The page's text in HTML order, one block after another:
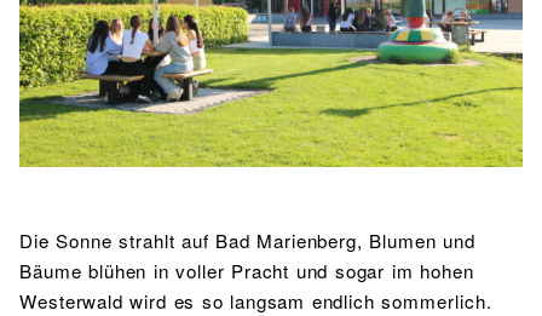
BIBLIOTHEK
Bibliothek Bibliothekskatalog
Schulbuchausleihe
Lehrmittelfreiheit
Buchempfehlungen
Mensa & Bistro Speiseplan
Ernährungskonzept
Food Scouts
FAQs
SPORT
Sport als Leistungsfach Exkursionen
Wettkämpfe
Fachschaft
JtfO
Die Sonne strahlt auf Bad Marienberg, Blumen und
Bäume blühen in voller Pracht und sogar im hohen
Westerwald wird es so langsam endlich sommerlich.